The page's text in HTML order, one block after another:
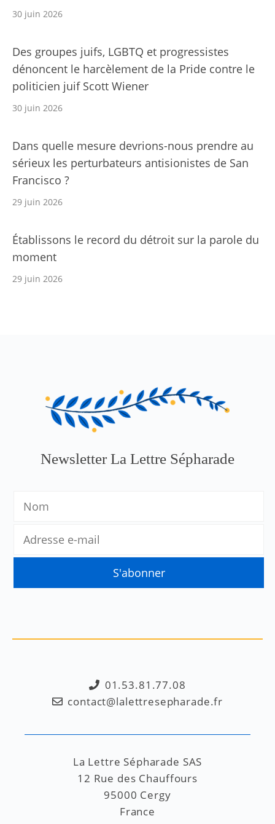
30 juin 2026
Des groupes juifs, LGBTQ et progressistes
dénoncent le harcèlement de la Pride contre le
politicien juif Scott Wiener
30 juin 2026
Dans quelle mesure devrions-nous prendre au
sérieux les perturbateurs antisionistes de San
Francisco ?
29 juin 2026
Établissons le record du détroit sur la parole du
moment
29 juin 2026
Newsletter La Lettre Sépharade
01.53.81.77.08
contact@lalettresepharade.fr
La Lettre Sépharade SAS
12 Rue des Chauffours
95000 Cergy
France